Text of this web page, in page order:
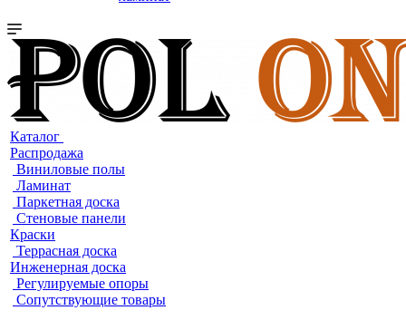
Каталог
Распродажа
Виниловые полы
Ламинат
Паркетная доска
Стеновые панели
Краски
Террасная доска
Инженерная доска
Регулируемые опоры
Сопутствующие товары